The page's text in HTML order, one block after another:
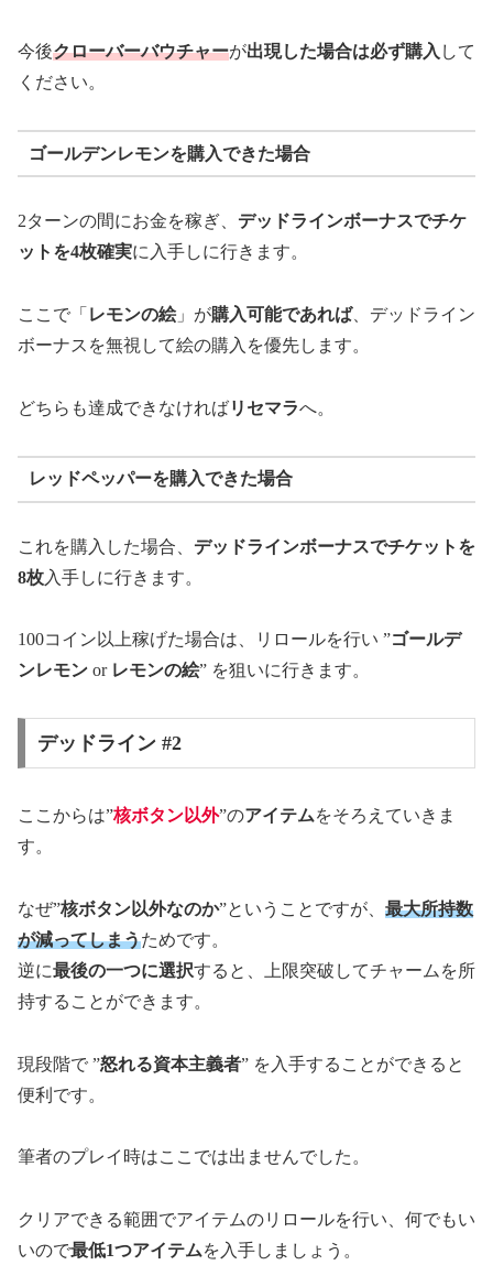
今後クローバーバウチャーが出現した場合は必ず購入 して
ください。
ゴールデンレモンを購入できた場合
2ターンの間にお金を稼ぎ、 デッドラインボーナスでチケ
ットを4枚確実に入手しに行きます。
ここで「 レモンの絵」が購入可能であれば、デッドライン
ボーナスを無視して絵の購入を優先します。
どちらも達成できなければリセマラへ。
レッドペッパーを購入できた場合
これを購入した場合、 デッドラインボーナスでチケットを
8枚入手しに行きます。
100コイン以上稼げた場合は、リロールを行い ”ゴールデ
ンレモン or レモンの絵” を狙いに行きます。
デッドライン #2
ここからは”核ボタン以外”のアイテムをそろえていきま
す。
なぜ”核ボタン以外なのか”ということですが、 最大所持数
が減ってしまうためです。
逆に最後の一つに選択すると、上限突破してチャームを所
持することができます。
現段階で ”怒れる資本主義者” を入手することができると
便利です。
筆者のプレイ時はここでは出ませんでした。
クリアできる範囲でアイテムのリロールを行い、何でもい
いので最低1つアイテムを入手しましょう。